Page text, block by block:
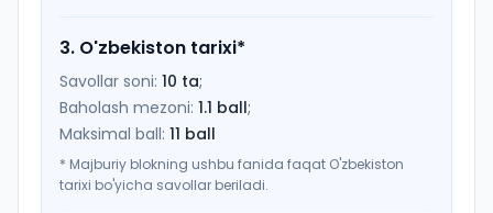
3. O'zbekiston tarixi*
Savollar soni: 10 ta;
Baholash mezoni: 1.1 ball;
Maksimal ball: 11 ball
* Majburiy blokning ushbu fanida faqat O'zbekiston
tarixi bo'yicha savollar beriladi.